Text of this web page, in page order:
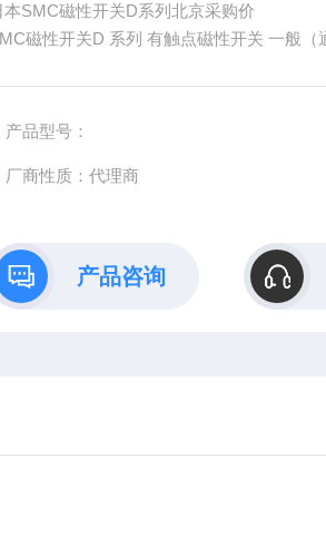
本SMC磁性开关D系列北京采购价
磁性开关D 系列 有触点磁性开关 一般
产品型号：
厂商性质：代理商
产品咨询